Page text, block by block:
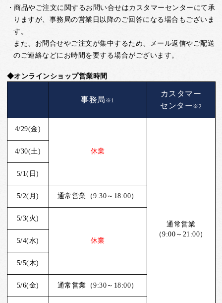
・商品やご注文に関するお問い合せはカスタマーセンターにて承
りますが、事務局の営業日以降のご回答になる場合もございま
す。
また、お問合せやご注文が集中するため、メール返信やご配送
のご連絡などにお時間を要する場合がございます。
◆オンラインショップ営業時間
事務局 ※1
カスタマー
センター※2
4/29(金)
休業
通常営業
（9:00～21:00）
4/30(土)
5/1(日)
5/2(月) 通常営業（9:30～18:00）
5/3(火)
休業
5/4(水)
5/5(木)
5/6(金) 通常営業（9:30～18:00）